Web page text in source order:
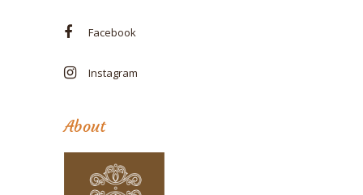
Facebook
Instagram
About